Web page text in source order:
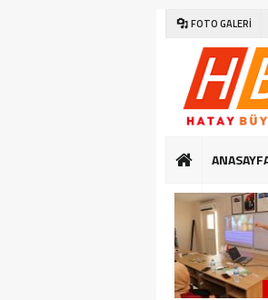
FOTO GALERİ
SAĞLIK